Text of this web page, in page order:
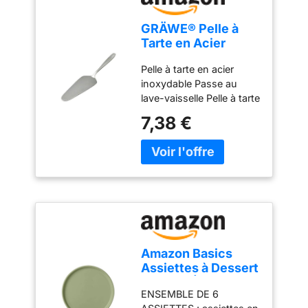
GRÄWE® Pelle à
Tarte en Acier
Königstein
Pelle à tarte en acier
inoxydable Passe au
lave-vaisselle Pelle à tarte
à la main Matériau : acier
inoxydable chromé 18 %
7,38 €
Amazon Basics
Assiettes à Dessert
de 6 Pièces, 17cm,
ENSEMBLE DE 6